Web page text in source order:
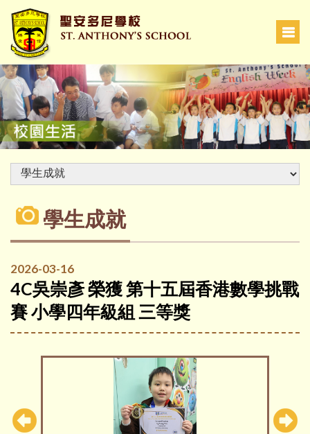
學生成就
2026-03-16
4C吳崇彥 榮獲 第十五屆香港數學挑戰
賽 小學四年級組 三等獎